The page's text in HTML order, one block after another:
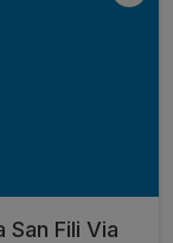
San Fili Via